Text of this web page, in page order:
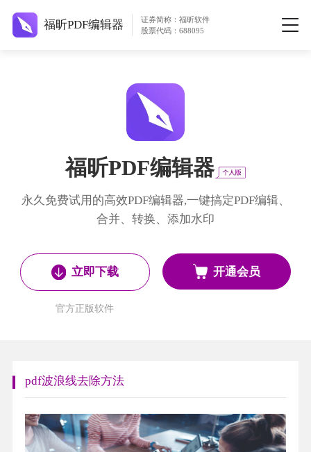
福昕PDF编辑器
证券简称：福昕软件
股票代码：688095
福昕PDF编辑器
永久免费试用的高效PDF编辑器,一键搞定PDF编辑、
合并、转换、添加水印
立即下载
官方正版软件
开通会员
pdf波浪线去除方法